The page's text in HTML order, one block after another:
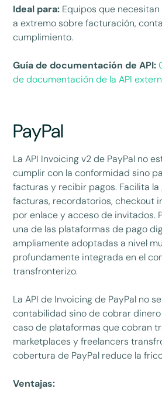
Ideal para: Equipos que
a extremo sobre facturación,
cumplimiento.
Guía de documentación de API:
de documentación de la API
PayPal
La API Invoicing v2 de PayPal no
cumplir con la conformidad sino
facturas y recibir pagos. Facilita
facturas, recordatorios, checkout
por enlace y acceso de invitados.
una de las plataformas de pago
ampliamente adoptadas a nivel
profundamente integrada en el
transfronterizo.
La API de Invoicing de PayPal no
contabilidad sino de cobrar
caso de plataformas que cobran
marketplaces y freelancers
cobertura de PayPal reduce la
Ventajas: